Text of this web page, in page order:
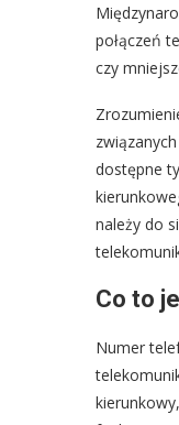
połączeń
czy
dostępne
należy do
Co to
Numer